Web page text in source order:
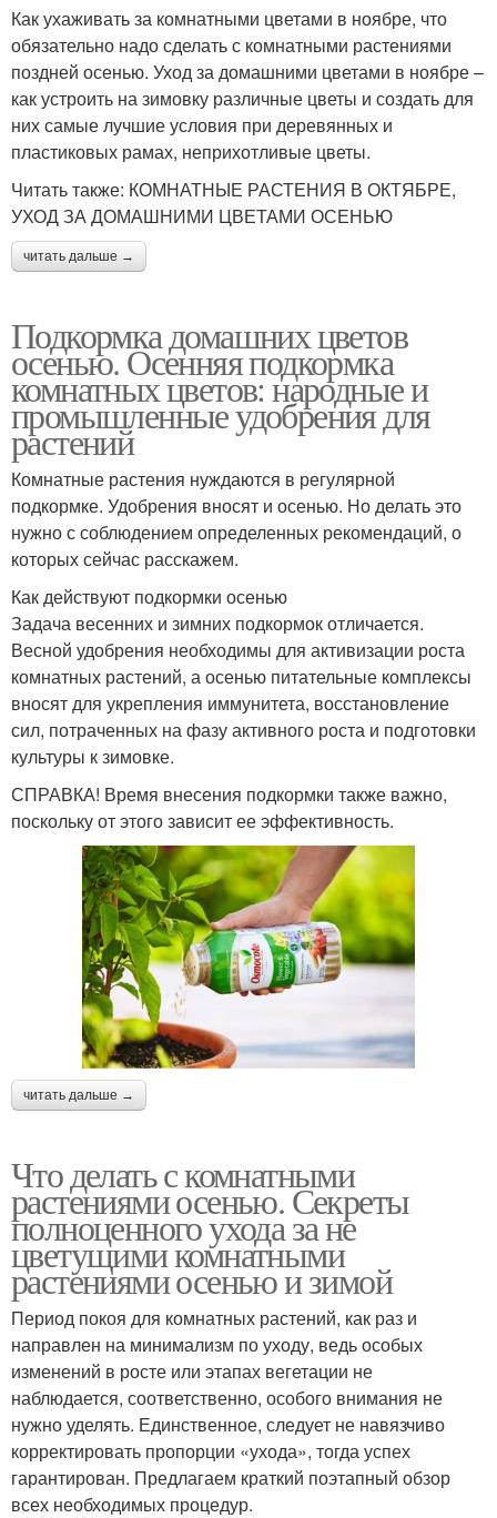
Как ухаживать за комнатными цветами в ноябре, что
обязательно надо сделать с комнатными растениями
поздней осенью. Уход за домашними цветами в ноябре –
как устроить на зимовку различные цветы и создать для
них самые лучшие условия при деревянных и
пластиковых рамах, неприхотливые цветы.
Читать также: КОМНАТНЫЕ РАСТЕНИЯ В ОКТЯБРЕ,
УХОД ЗА ДОМАШНИМИ ЦВЕТАМИ ОСЕНЬЮ
читать дальше →
Подкормка домашних цветов
осенью. Осенняя подкормка
комнатных цветов: народные и
промышленные удобрения для
растений
Комнатные растения нуждаются в регулярной
подкормке. Удобрения вносят и осенью. Но делать это
нужно с соблюдением определенных рекомендаций, о
которых сейчас расскажем.
Как действуют подкормки осенью
Задача весенних и зимних подкормок отличается.
Весной удобрения необходимы для активизации роста
комнатных растений, а осенью питательные комплексы
вносят для укрепления иммунитета, восстановление
сил, потраченных на фазу активного роста и подготовки
культуры к зимовке.
СПРАВКА! Время внесения подкормки также важно,
поскольку от этого зависит ее эффективность.
читать дальше →
Что делать с комнатными
растениями осенью. Секреты
полноценного ухода за не
цветущими комнатными
растениями осенью и зимой
Период покоя для комнатных растений, как раз и
направлен на минимализм по уходу, ведь особых
изменений в росте или этапах вегетации не
наблюдается, соответственно, особого внимания не
нужно уделять. Единственное, следует не навязчиво
корректировать пропорции «ухода», тогда успех
гарантирован. Предлагаем краткий поэтапный обзор
всех необходимых процедур.